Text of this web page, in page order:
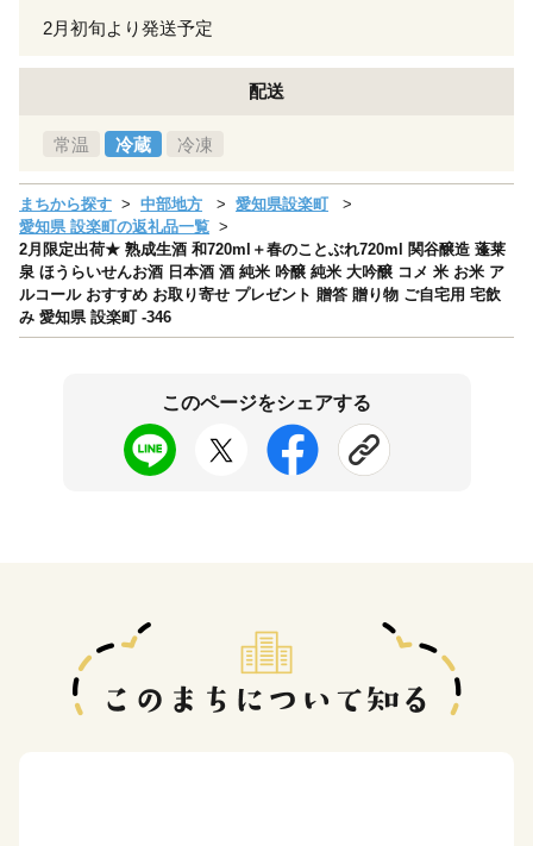
2月初旬より発送予定
配送
常温 冷蔵 冷凍
まちから探す 中部地方
愛知県設楽町
愛知県 設楽町の返礼品一覧
2月限定出荷★ 熟成生酒 和720ml＋春のことぶれ720ml 関谷醸造 蓬莱
泉 ほうらいせんお酒 日本酒 酒 純米 吟醸 純米 大吟醸 コメ 米 お米 ア
ルコール おすすめ お取り寄せ プレゼント 贈答 贈り物 ご自宅用 宅飲
み 愛知県 設楽町 -346
このページをシェアする